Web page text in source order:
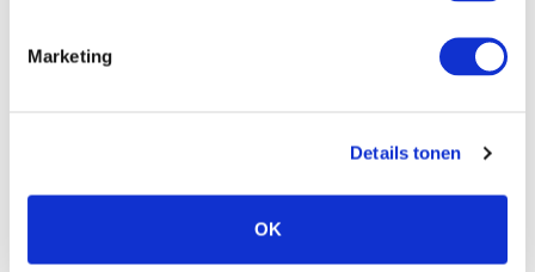
Marketing
Details tonen
OK
Der Spezialist für den Anbau von Mini-Gladiolen.
Die Knollen von Piet werden sorgfältig aufbewahrt